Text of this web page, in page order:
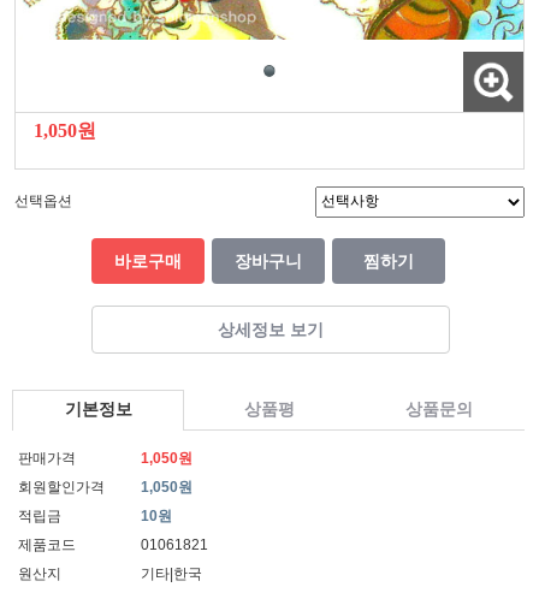
1,050원
선택옵션
바로구매 장바구니 찜하기
상세정보 보기
기본정보 상품평 상품문의
판매가격
1,050원
회원할인가격
1,050원
적립금
10원
제품코드
01061821
원산지
기타|한국